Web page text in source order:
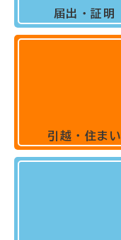
届出・証明
引越・住まい